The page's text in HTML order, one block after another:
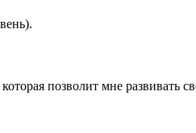
позволит мне